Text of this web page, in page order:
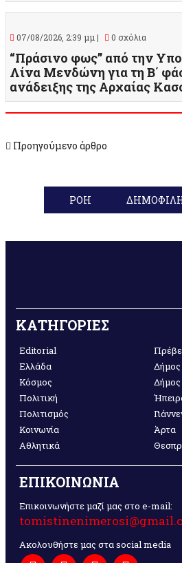
07/08/2026, 2:39 μμ | 0 σχόλια
“Πράσινο φως” από την
Λίνα Μενδώνη για τη Β΄
ανάδειξης της Αρχαίας
Προηγούμενο άρθρο
ΡΟΗ
ΚΑΤΗΓΟΡΙΕΣ
Editorial
Ελλάδα
Κόσμος
Πολιτική
Πολιτισμός
Κοινωνία
Αθλητικά
Άρτα
ΕΠΙΚΟΙΝΩΝΙΑ
Επικοινωνήστε μαζί μας στο e-mail:
Ακολουθήστε μας στα social media